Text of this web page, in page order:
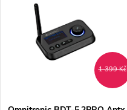
Abecedně
1 399 Kč